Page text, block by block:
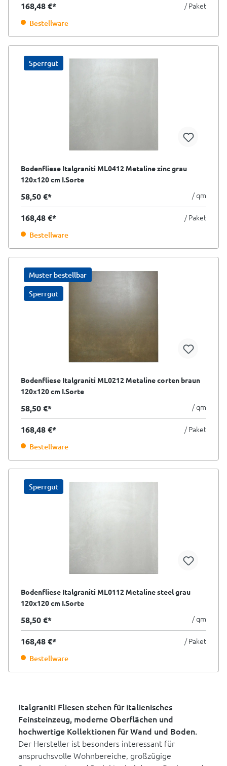
168,48 €* / Paket
Bestellware
Sperrgut
Bodenfliese Italgraniti ML0412 Metaline zinc grau
120x120 cm I.Sorte
58,50 €* / qm
168,48 €* / Paket
Bestellware
Muster bestellbar
Sperrgut
Bodenfliese Italgraniti ML0212 Metaline corten braun
120x120 cm I.Sorte
58,50 €* / qm
168,48 €* / Paket
Bestellware
Sperrgut
Bodenfliese Italgraniti ML0112 Metaline steel grau
120x120 cm I.Sorte
58,50 €* / qm
168,48 €* / Paket
Bestellware
Italgraniti Fliesen stehen für italienisches
Feinsteinzeug, moderne Oberflächen und
hochwertige Kollektionen für Wand und Boden.
Der Hersteller ist besonders interessant für
anspruchsvolle Wohnbereiche, großzügige